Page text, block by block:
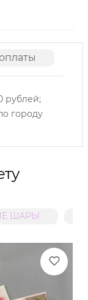
рублей;
городу
ШАРЫ